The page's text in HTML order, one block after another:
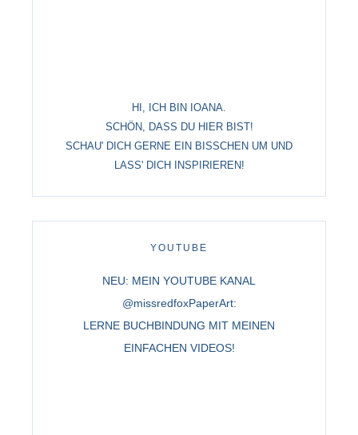
HI, ICH BIN IOANA.
SCHÖN, DASS DU HIER BIST!
SCHAU' DICH GERNE EIN BISSCHEN UM UND
LASS' DICH INSPIRIEREN!
YOUTUBE
NEU: MEIN YOUTUBE KANAL
@missredfoxPaperArt:
LERNE BUCHBINDUNG MIT MEINEN
EINFACHEN VIDEOS!